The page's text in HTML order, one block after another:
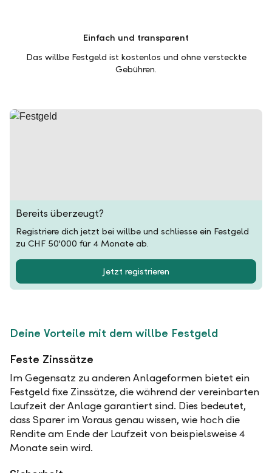
Einfach und transparent
Das willbe Festgeld ist kostenlos und ohne versteckte
Gebühren.
Bereits überzeugt?
Registriere dich jetzt bei willbe und schliesse ein Festgeld
zu CHF 50'000 für 4 Monate ab.
Jetzt registrieren
Deine Vorteile mit dem willbe Festgeld
Feste Zinssätze
Im Gegensatz zu anderen Anlageformen bietet ein
Festgeld fixe Zinssätze, die während der vereinbarten
Laufzeit der Anlage garantiert sind. Dies bedeutet,
dass Sparer im Voraus genau wissen, wie hoch die
Rendite am Ende der Laufzeit von beispielsweise 4
Monate sein wird.